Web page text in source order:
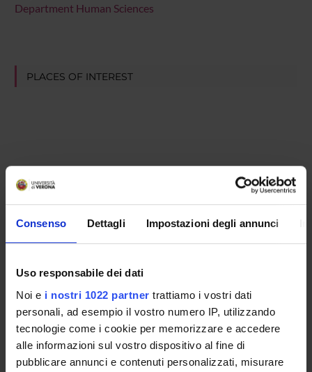
Consenso Dettagli Impostazioni degli annunci
Uso responsabile dei dati
Noi e i nostri 1022 partner trattiamo i vostri dati
personali, ad esempio il vostro numero IP, utilizzando
tecnologie come i cookie per memorizzare e accedere
alle informazioni sul vostro dispositivo al fine di
pubblicare annunci e contenuti personalizzati, misurare
Department Human Sciences
PLACES OF INTEREST